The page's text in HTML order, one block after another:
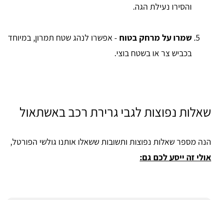
והסירו נעילת הגה.
שמרו על מרחק בטוח - אפשרו לנהג שטח תמרון, במיוחד
בכביש צר או בשטח בוצי.
שאלות נפוצות לגבי גרירת רכב באשתאול
הנה מספר שאלות נפוצות ותשובות ששאלו אותנו גולשי הפורטל,
אולי זה ייסע לכם גם: